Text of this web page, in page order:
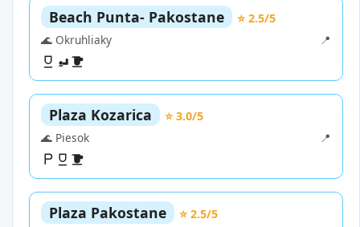
Beach Punta- Pakostane
⭐ 2.5/5
🌊 Okruhliaky
📍
Plaza Kozarica
⭐ 3.0/5
🌊 Piesok
📍
Plaza Pakostane
⭐ 2.5/5